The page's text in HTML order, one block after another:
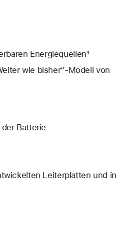
Energiequellen⁴
wie bisher“-Modell von
Batterie
Leiterplatten und in